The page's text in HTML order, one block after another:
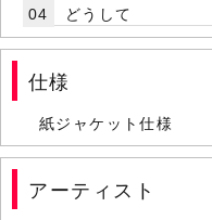
04
どうして
仕様
紙ジャケット仕様
アーティスト